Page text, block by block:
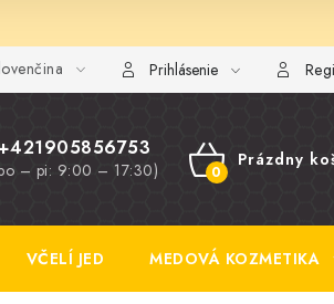
Fotogaléria Obchodné
Prihlásenie
+421905856753
– pi: 9:00 – 17:30)
NÁKUPNÝ
KOŠÍK
Prázdny
VČELÍ JED MEDOVÁ KOZMETIKA